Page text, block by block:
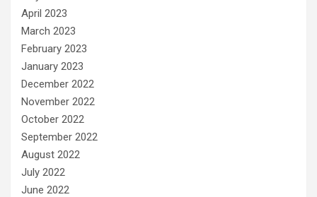
April 2023
March 2023
February 2023
January 2023
December 2022
November 2022
October 2022
September 2022
August 2022
July 2022
June 2022